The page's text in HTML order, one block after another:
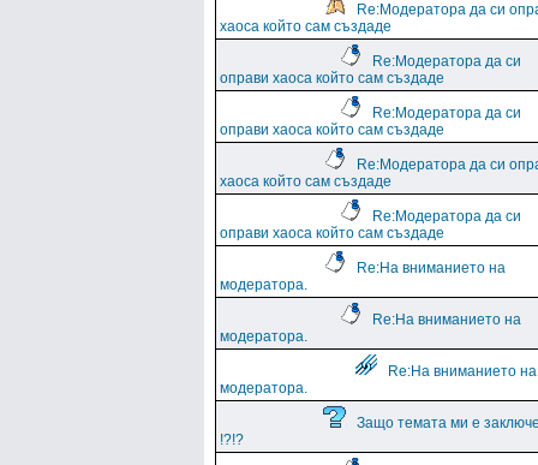
Re:Модератора да си
хаоса който сам създаде
Re:Модератора да си
оправи хаоса който сам създаде
Re:Модератора да си
оправи хаоса който сам създаде
Re:Модератора да си
хаоса който сам създаде
Re:Модератора да си
оправи хаоса който сам създаде
Re:На вниманието на
модератора.
Re:На вниманието на
модератора.
Re:На вниманието на
модератора.
Защо темата ми е
!?!?